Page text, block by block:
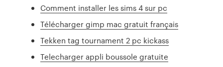
Comment installer les sims 4 sur pc
Télécharger gimp mac gratuit français
Tekken tag tournament 2 pc kickass
Telecharger appli boussole gratuite